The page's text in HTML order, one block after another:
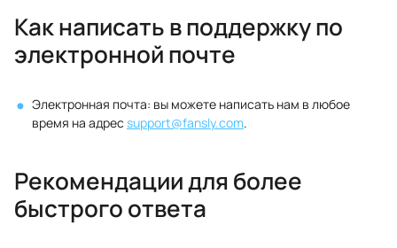
Как написать в поддержку по
электронной почте
Электронная почта: вы можете написать нам в любое
время на адрес support@fansly.com.
Рекомендации для более
быстрого ответа